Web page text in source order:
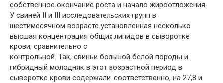
собственное окончание роста и начало жироотложения.
У свиней ІІ и ІІІ исследовательских групп в
шестимесячном возрасте установленная несколько
высшая концентрация общих липидов в сыворотке
крови, сравнительно с
контрольной. Так, свиньи большой белой породы и
гибридный молодняк в этот возрастной период в
сыворотке крови содержали, соответственно, на 27,8 и